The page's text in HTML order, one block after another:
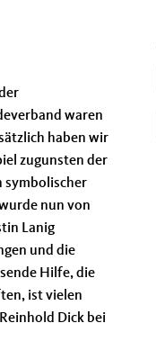
waren
haben wir
zugunsten der
symbolischer
nun von
Lanig
und die
Hilfe, die
ist vielen
Dick bei